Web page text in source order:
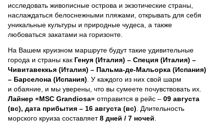
исследовать живописные острова и экзотические страны,
наслаждаться белоснежными пляжами, открывать для себя
уникальные культуры и природные чудеса, а также
любоваться закатами на горизонте.
На Вашем круизном маршруте будут такие удивительные
города и страны как Генуя (Италия) – Специя (Италия) –
Чивитавеккья (Италия) – Пальма-де-Мальорка (Испания)
– Барселона (Испания) . У каждого из них свой шарм
и обаяние, и мы уверены, что вы сумеете почувствовать их.
Лайнер «MSC Grandiosa» отправится в рейс – 09 августа
(вс), дата прибытия – 16 августа (вс) . Длительность
морского круиза составляет8 дней / 7 ночей